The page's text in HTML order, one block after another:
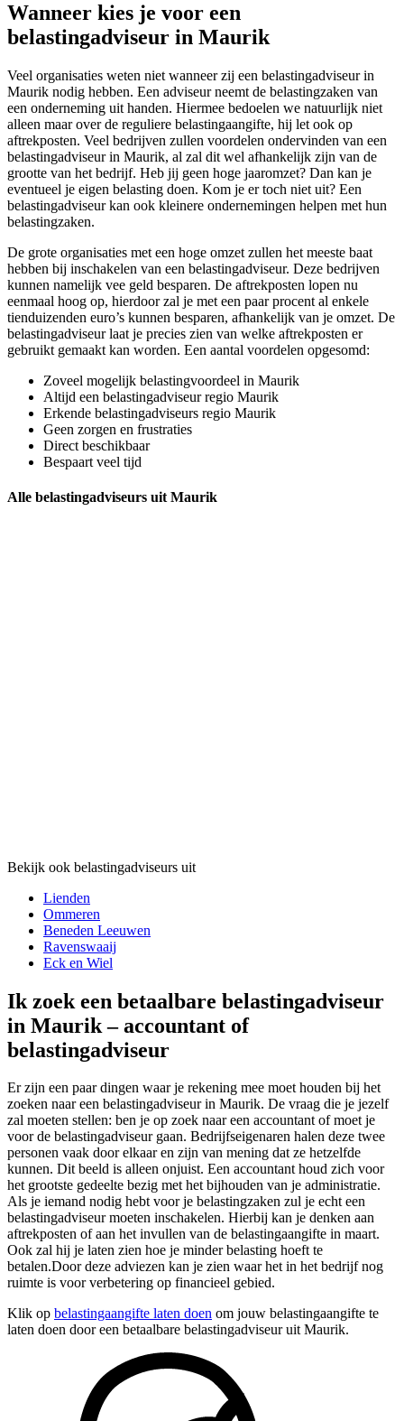
Wanneer kies je voor een
belastingadviseur in Maurik
Veel organisaties weten niet wanneer zij een belastingadviseur in
Maurik nodig hebben. Een adviseur neemt de belastingzaken van
een onderneming uit handen. Hiermee bedoelen we natuurlijk niet
alleen maar over de reguliere belastingaangifte, hij let ook op
aftrekposten. Veel bedrijven zullen voordelen ondervinden van een
belastingadviseur in Maurik, al zal dit wel afhankelijk zijn van de
grootte van het bedrijf. Heb jij geen hoge jaaromzet? Dan kan je
eventueel je eigen belasting doen. Kom je er toch niet uit? Een
belastingadviseur kan ook kleinere ondernemingen helpen met hun
belastingzaken.
De grote organisaties met een hoge omzet zullen het meeste baat
hebben bij inschakelen van een belastingadviseur. Deze bedrijven
kunnen namelijk vee geld besparen. De aftrekposten lopen nu
eenmaal hoog op, hierdoor zal je met een paar procent al enkele
tienduizenden euro’s kunnen besparen, afhankelijk van je omzet. De
belastingadviseur laat je precies zien van welke aftrekposten er
gebruikt gemaakt kan worden. Een aantal voordelen opgesomd:
Zoveel mogelijk belastingvoordeel in Maurik
Altijd een belastingadviseur regio Maurik
Erkende belastingadviseurs regio Maurik
Geen zorgen en frustraties
Direct beschikbaar
Bespaart veel tijd
Alle belastingadviseurs uit Maurik
Bekijk ook belastingadviseurs uit
Lienden
Ommeren
Beneden Leeuwen
Ravenswaaij
Eck en Wiel
Ik zoek een betaalbare belastingadviseur
in Maurik – accountant of
belastingadviseur
Er zijn een paar dingen waar je rekening mee moet houden bij het
zoeken naar een belastingadviseur in Maurik. De vraag die je jezelf
zal moeten stellen: ben je op zoek naar een accountant of moet je
voor de belastingadviseur gaan. Bedrijfseigenaren halen deze twee
personen vaak door elkaar en zijn van mening dat ze hetzelfde
kunnen. Dit beeld is alleen onjuist. Een accountant houd zich voor
het grootste gedeelte bezig met het bijhouden van je administratie.
Als je iemand nodig hebt voor je belastingzaken zul je echt een
belastingadviseur moeten inschakelen. Hierbij kan je denken aan
aftrekposten of aan het invullen van de belastingaangifte in maart.
Ook zal hij je laten zien hoe je minder belasting hoeft te
betalen.Door deze adviezen kan je zien waar het in het bedrijf nog
ruimte is voor verbetering op financieel gebied.
Klik op belastingaangifte laten doen om jouw belastingaangifte te
laten doen door een betaalbare belastingadviseur uit Maurik.